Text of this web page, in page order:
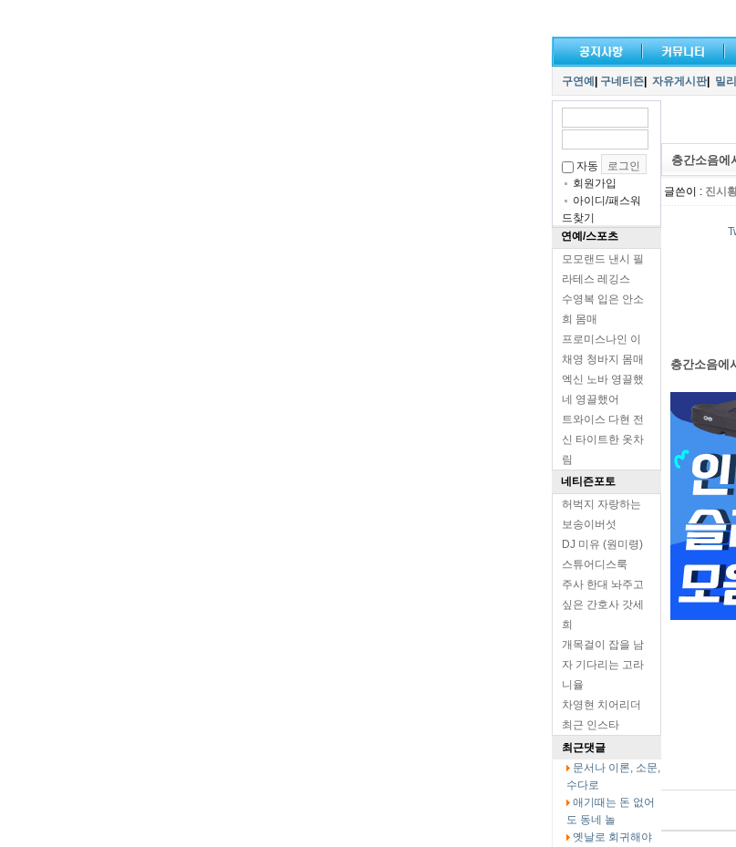
구연예 구네티즌 자유게시판| 밀
자동
회원가입
아이디/패스워
드찾기
연예/스포츠
모모랜드 낸시 필
라테스 레깅스
수영복 입은 안소
희 몸매
프로미스나인 이
채영 청바지 몸매
엑신 노바 영끌했
네 영끌했어
트와이스 다현 전
신 타이트한 옷차
림
네티즌포토
허벅지 자랑하는
보송이버섯
DJ 미유 (원미령)
스튜어디스룩
주사 한대 놔주고
싶은 간호사 갓세
희
개목걸이 잡을 남
자 기다리는 고라
니율
차영현 치어리더
최근 인스타
최근댓글
문서나 이론, 소문,
수다로
애기때는 돈 없어
도 동네 놀
옛날로 회귀해야
층간소음에
글쓴이 : 진시
층간소음에